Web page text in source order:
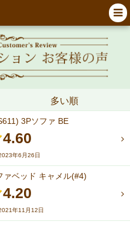
多い順
3Pソファ BE
4.60
年6月26日
ァベッド キャメル(#4)
4.20
年11月12日